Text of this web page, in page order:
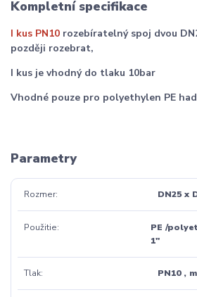
Kompletní specifikace
I kus PN10 rozebíratelný spoj dvou
později rozebrat,
I kus je vhodný do tlaku 10bar
Vhodné pouze pro polyethylen PE
Parametry
Rozmer DN25 x
Použitie
PE /
1"
Tlak PN10 ,